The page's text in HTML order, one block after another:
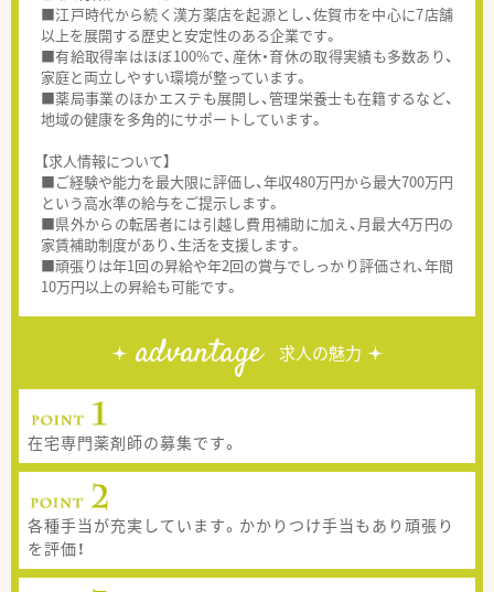
■江戸時代から続く漢方薬店を起源とし、佐賀市を中心に7店舗
以上を展開する歴史と安定性のある企業です。
■有給取得率はほぼ100%で、産休・育休の取得実績も多数あり、
家庭と両立しやすい環境が整っています。
■薬局事業のほかエステも展開し、管理栄養士も在籍するなど、
地域の健康を多角的にサポートしています。
【求人情報について】
■ご経験や能力を最大限に評価し、年収480万円から最大700万円
という高水準の給与をご提示します。
■県外からの転居者には引越し費用補助に加え、月最大4万円の
家賃補助制度があり、生活を支援します。
■頑張りは年1回の昇給や年2回の賞与でしっかり評価され、年間
10万円以上の昇給も可能です。
advantage 求人の魅力
在宅専門薬剤師の募集です。
各種手当が充実しています。かかりつけ手当もあり頑張り
を評価！